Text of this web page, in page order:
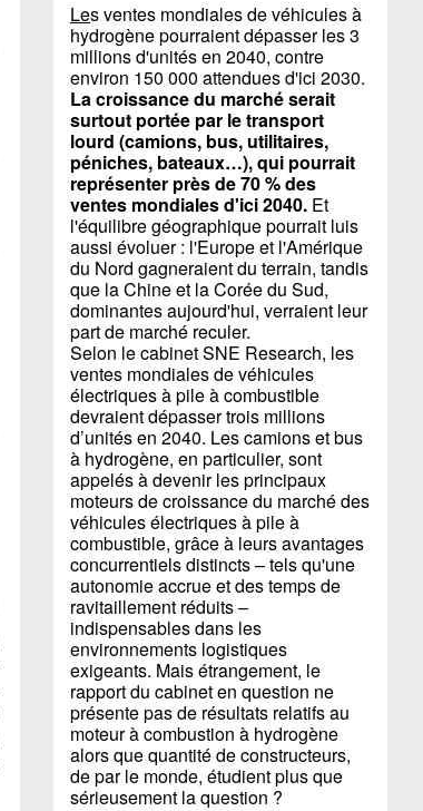
Les ventes mondiales de véhicules à
hydrogène pourraient dépasser les 3
millions d'unités en 2040, contre
environ 150 000 attendues d'ici 2030.
La croissance du marché serait
surtout portée par le transport
lourd (camions, bus, utilitaires,
péniches, bateaux…), qui pourrait
représenter près de 70 % des
ventes mondiales d'ici 2040. Et
l'équilibre géographique pourrait luis
aussi évoluer : l'Europe et l'Amérique
du Nord gagneraient du terrain, tandis
que la Chine et la Corée du Sud,
dominantes aujourd'hui, verraient leur
part de marché reculer.
Selon le cabinet SNE Research, les
ventes mondiales de véhicules
électriques à pile à combustible
devraient dépasser trois millions
d’unités en 2040. Les camions et bus
à hydrogène, en particulier, sont
appelés à devenir les principaux
moteurs de croissance du marché des
véhicules électriques à pile à
combustible, grâce à leurs avantages
concurrentiels distincts – tels qu'une
autonomie accrue et des temps de
ravitaillement réduits –
indispensables dans les
environnements logistiques
exigeants. Mais étrangement, le
rapport du cabinet en question ne
présente pas de résultats relatifs au
moteur à combustion à hydrogène
alors que quantité de constructeurs,
de par le monde, étudient plus que
sérieusement la question ?